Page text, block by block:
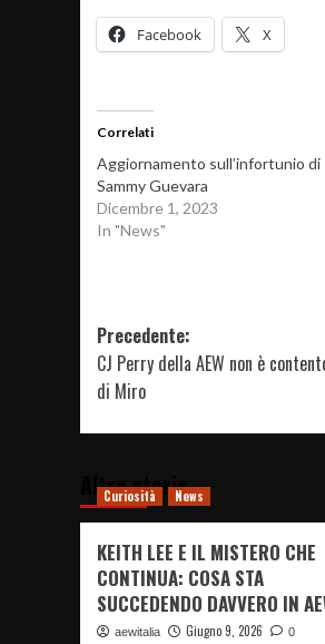
Facebook X
Correlati
Aggiornamento sull’infortunio di
Sammy Guevara
Dicembre 1, 2023
In "News"
Navigazione
articolo
Precedente:
CJ Perry della AEW non è
di Miro
Altre storie
Curiosità News
KEITH LEE E IL MISTERO CHE
CONTINUA: COSA STA
SUCCEDENDO DAVVERO IN
aewitalia Giugno 9, 2026 0